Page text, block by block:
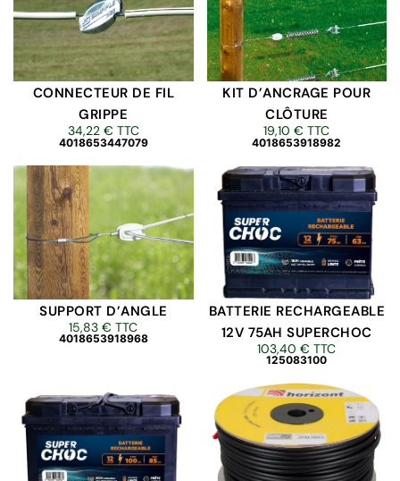
CONNECTEUR DE FIL
GRIPPE
34,22 € TTC
4018653447079
KIT D’ANCRAGE POUR
CLÔTURE
19,10€ TTC
4018653918982
SUPPORT D’ANGLE
15,83€ TTC
4018653918968
BATTERIE RECHARGEABLE
12V 75AH SUPERCHOC
103,40€ TTC
125083100